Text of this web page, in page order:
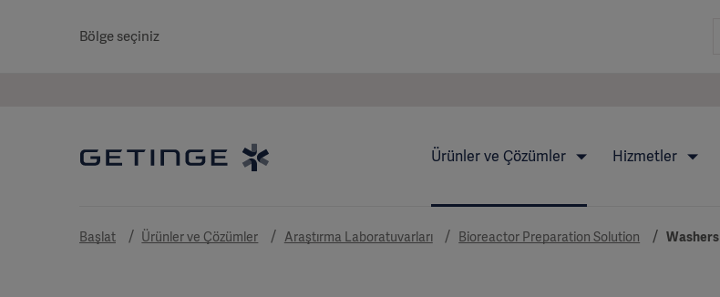
Bölge seçiniz
Ürünler ve Çözümler Hizmetler
Başlat Ürünler ve Çözümler Araştırma Laboratuvarları Bioreactor Preparation Solution Washers